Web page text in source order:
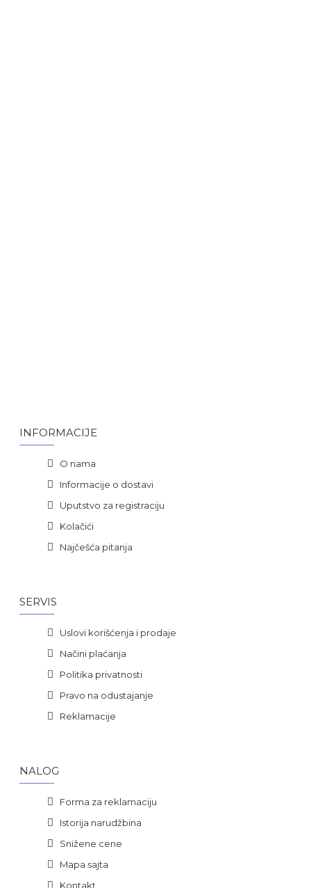
INFORMACIJE
O nama
Informacije o dostavi
Uputstvo za registraciju
Kolačići
Najčešća pitanja
SERVIS
Uslovi korišćenja i prodaje
Načini plaćanja
Politika privatnosti
Pravo na odustajanje
Reklamacije
NALOG
Forma za reklamaciju
Istorija narudžbina
Snižene cene
Mapa sajta
Kontakt